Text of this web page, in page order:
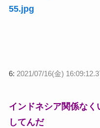
55.jpg
6: 2021/07/16(金)
インドネシア関係な
してんだ